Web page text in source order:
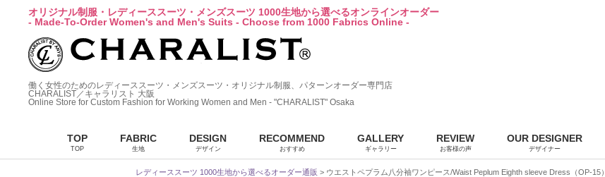
オリジナル制服・レディーススーツ・メンズスーツ 1000生地から選べるオンラインオーダー
- Made-To-Order Women's and Men's Suits - Choose from 1000 Fabrics Online -
働く女性のためのレディーススーツ・メンズスーツ・オリジナル制服、パターンオーダー専門店
CHARALIST／キャラリスト 大阪
Online Store for Custom Fashion for Working Women and Men - "CHARALIST" Osaka
TOP
TOP
FABRIC
生地
DESIGN
デザイン
RECOMMEND
おすすめ
GALLERY
ギャラリー
REVIEW
お客様の声
OUR DESIGNER
デザイナー
レディーススーツ 1000生地から選べるオーダー通販 > ウエストペプラム八分袖ワンピース/Waist Peplum Eighth sleeve Dress（OP-15）